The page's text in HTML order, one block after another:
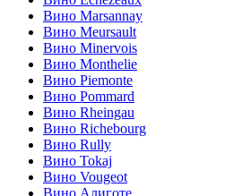
Вино Marsannay
Вино Meursault
Вино Minervois
Вино Monthelie
Вино Piemonte
Вино Pommard
Вино Rheingau
Вино Richebourg
Вино Rully
Вино Tokaj
Вино Vougeot